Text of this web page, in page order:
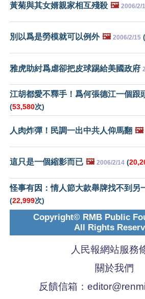
黃菊與其女婿親家相互殘殺 🖼️ 2006/2/
別以爲是勞模就可以例外 🖼️ 2006/2/15 (
雅虎助紂爲虐卻把皮球踢給美國政府
江胡都愛不釋手！爲何張德江一個跟
(53,580次)
人肉炸彈！民調一出中共人仰馬翻 🖼️
這只是一個縮影而已 🖼️ 2006/2/14 (
怪事有因：情人節大款舉牌找不到另
(22,999次)
Copyright© RMB Public
All Rights
人民報網站服務
關於我們
反饋信箱：